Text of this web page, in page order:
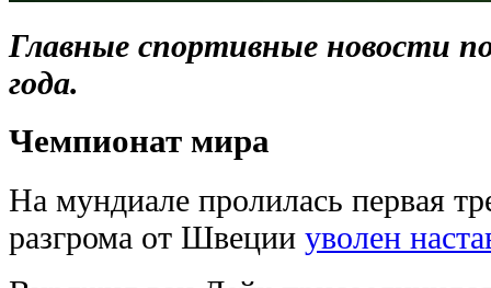
Главные спортивные новости
года.
Чемпионат мира
На мундиале пролилась первая
разгрома от Швеции уволен